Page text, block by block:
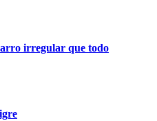
irregular que todo